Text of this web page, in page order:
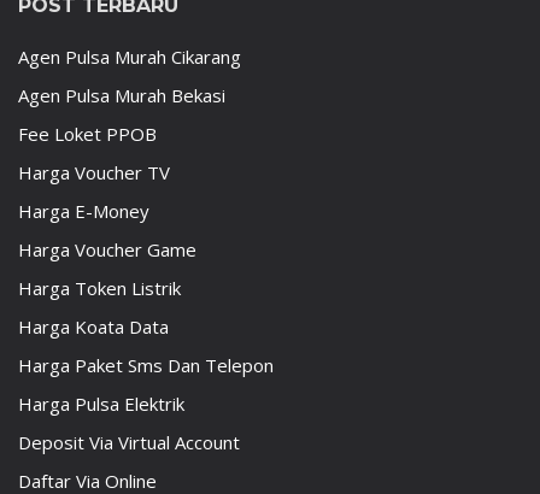
POST TERBARU
Agen Pulsa Murah Cikarang
Agen Pulsa Murah Bekasi
Fee Loket PPOB
Harga Voucher TV
Harga E-Money
Harga Voucher Game
Harga Token Listrik
Harga Koata Data
Harga Paket Sms Dan Telepon
Harga Pulsa Elektrik
Deposit Via Virtual Account
Daftar Via Online